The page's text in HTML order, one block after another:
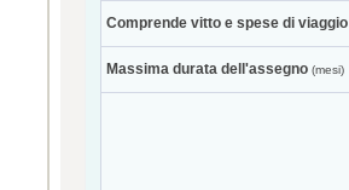
Comprende vitto e spese di viaggio
Massima durata dell'assegno (mesi)